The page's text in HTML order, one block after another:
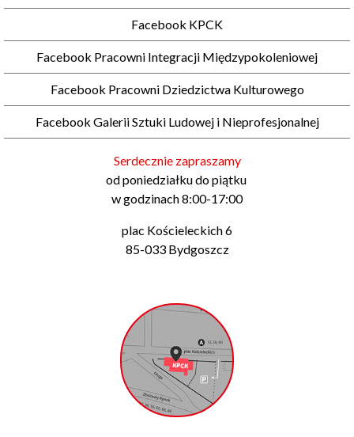
Facebook KPCK
Facebook Pracowni Integracji Międzypokoleniowej
Facebook Pracowni Dziedzictwa Kulturowego
Facebook Galerii Sztuki Ludowej i Nieprofesjonalnej
Serdecznie zapraszamy
od poniedziałku do piątku
w godzinach 8:00-17:00
plac Kościeleckich 6
85-033 Bydgoszcz